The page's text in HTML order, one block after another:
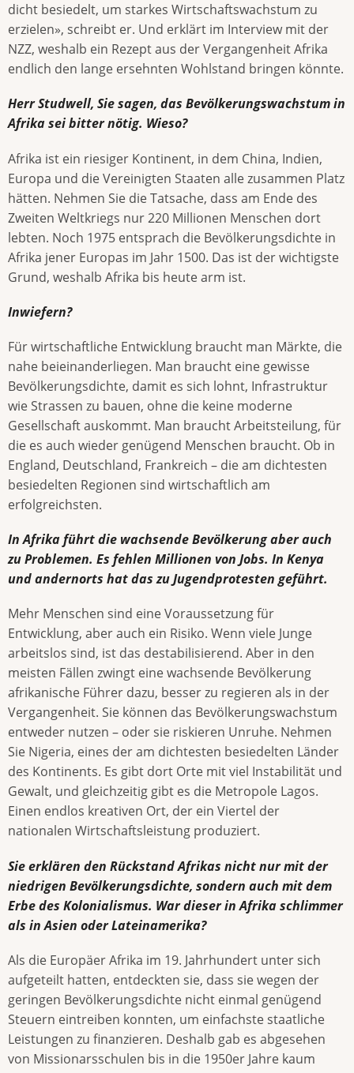
dicht besiedelt, um starkes Wirtschaftswachstum zu
erzielen», schreibt er. Und erklärt im Interview mit der
NZZ, weshalb ein Rezept aus der Vergangenheit Afrika
endlich den lange ersehnten Wohlstand bringen könnte.
Herr Studwell, Sie sagen, das Bevölkerungswachstum in
Afrika sei bitter nötig. Wieso?
Afrika ist ein riesiger Kontinent, in dem China, Indien,
Europa und die Vereinigten Staaten alle zusammen Platz
hätten. Nehmen Sie die Tatsache, dass am Ende des
Zweiten Weltkriegs nur 220 Millionen Menschen dort
lebten. Noch 1975 entsprach die Bevölkerungsdichte in
Afrika jener Europas im Jahr 1500. Das ist der wichtigste
Grund, weshalb Afrika bis heute arm ist.
Inwiefern?
Für wirtschaftliche Entwicklung braucht man Märkte, die
nahe beieinanderliegen. Man braucht eine gewisse
Bevölkerungsdichte, damit es sich lohnt, Infrastruktur
wie Strassen zu bauen, ohne die keine moderne
Gesellschaft auskommt. Man braucht Arbeitsteilung, für
die es auch wieder genügend Menschen braucht. Ob in
England, Deutschland, Frankreich – die am dichtesten
besiedelten Regionen sind wirtschaftlich am
erfolgreichsten.
In Afrika führt die wachsende Bevölkerung aber auch
zu Problemen. Es fehlen Millionen von Jobs. In Kenya
und andernorts hat das zu Jugendprotesten geführt.
Mehr Menschen sind eine Voraussetzung für
Entwicklung, aber auch ein Risiko. Wenn viele Junge
arbeitslos sind, ist das destabilisierend. Aber in den
meisten Fällen zwingt eine wachsende Bevölkerung
afrikanische Führer dazu, besser zu regieren als in der
Vergangenheit. Sie können das Bevölkerungswachstum
entweder nutzen – oder sie riskieren Unruhe. Nehmen
Sie Nigeria, eines der am dichtesten besiedelten Länder
des Kontinents. Es gibt dort Orte mit viel Instabilität und
Gewalt, und gleichzeitig gibt es die Metropole Lagos.
Einen endlos kreativen Ort, der ein Viertel der
nationalen Wirtschaftsleistung produziert.
Sie erklären den Rückstand Afrikas nicht nur mit der
niedrigen Bevölkerungsdichte, sondern auch mit dem
Erbe des Kolonialismus. War dieser in Afrika schlimmer
als in Asien oder Lateinamerika?
Als die Europäer Afrika im 19. Jahrhundert unter sich
aufgeteilt hatten, entdeckten sie, dass sie wegen der
geringen Bevölkerungsdichte nicht einmal genügend
Steuern eintreiben konnten, um einfachste staatliche
Leistungen zu finanzieren. Deshalb gab es abgesehen
von Missionarsschulen bis in die 1950er Jahre kaum